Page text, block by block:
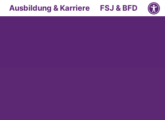
Ausbildung & Karriere FSJ & BFD